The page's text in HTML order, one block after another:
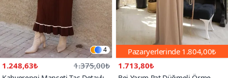
4
1.248,63₺ 1.375,00₺
Pazaryerlerinde 1.804,00₺
1.713,80₺